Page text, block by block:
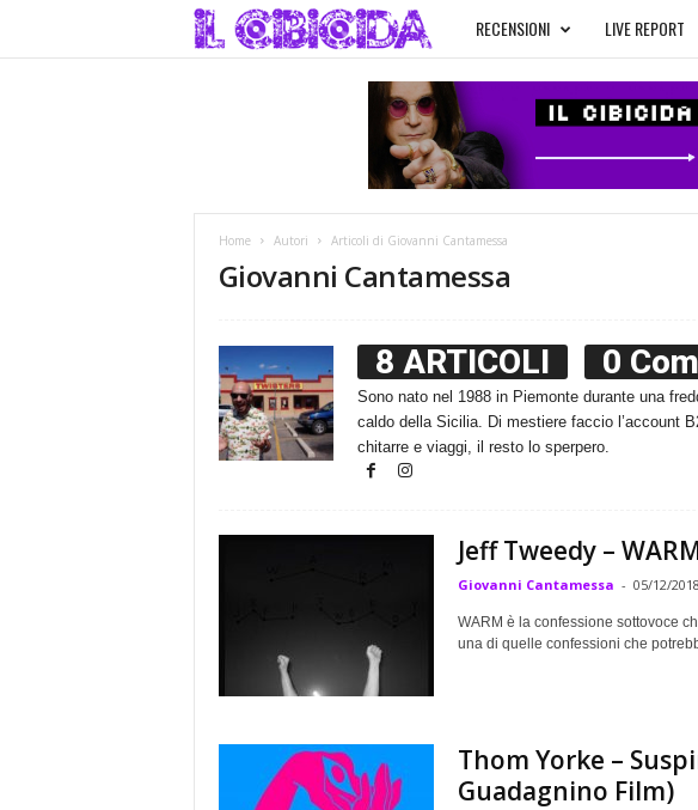
l
C
c
i
a
RECENSIONI LIVE REPORT
Home Autori Articoli di Giovanni Cantamessa
Giovanni Cantamessa
8 ARTICOLI 0
Sono nato nel 1988 in Piemonte durante una
caldo della Sicilia. Di mestiere faccio l’account
chitarre e viaggi, il resto lo sperpero.
Jeff Tweedy –
Giovanni Cantamessa - 05/12/2018
WARM è la confessione sottovoce
una di quelle confessioni che
Thom Yorke –
Guadagnino Film)